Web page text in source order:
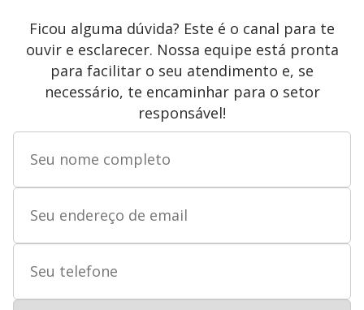
Ficou alguma dúvida? Este é o canal para te
ouvir e esclarecer. Nossa equipe está pronta
para facilitar o seu atendimento e, se
necessário, te encaminhar para o setor
responsável!